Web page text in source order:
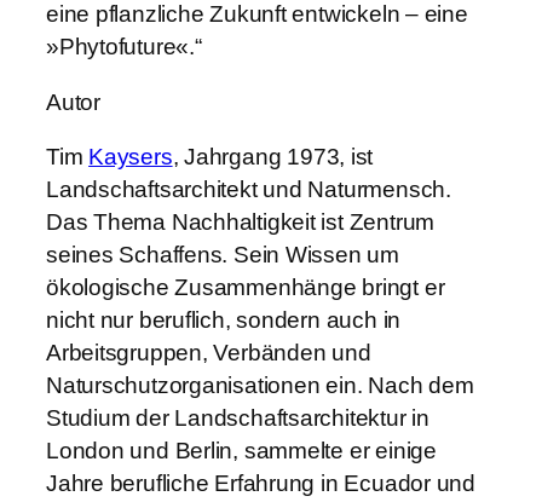
eine pflanzliche Zukunft entwickeln – eine
»Phytofuture«.“
Autor
Tim Kaysers, Jahrgang 1973, ist
Landschaftsarchitekt und Naturmensch.
Das Thema Nachhaltigkeit ist Zentrum
seines Schaffens. Sein Wissen um
ökologische Zusammenhänge bringt er
nicht nur beruflich, sondern auch in
Arbeitsgruppen, Verbänden und
Naturschutzorganisationen ein. Nach dem
Studium der Landschaftsarchitektur in
London und Berlin, sammelte er einige
Jahre berufliche Erfahrung in Ecuador und